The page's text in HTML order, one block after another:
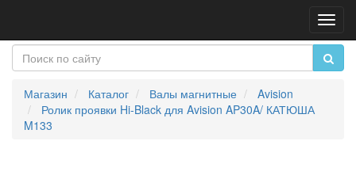
Магазин Каталог Валы магнитные
Avision
Ролик проявки Hi-Black для Avision AP30A/ КАТЮША
M133